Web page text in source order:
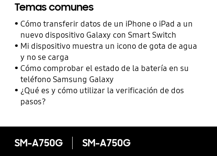
Temas comunes
Cómo transferir datos de un iPhone o iPad a un
nuevo dispositivo Galaxy con Smart Switch
Mi dispositivo muestra un icono de gota de agua
y no se carga
Cómo comprobar el estado de la batería en su
teléfono Samsung Galaxy
¿Qué es y cómo utilizar la verificación de dos
pasos?
SM-A750G SM-A750G